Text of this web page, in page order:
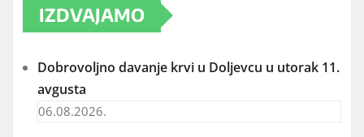
IZDVAJAMO
Dobrovoljno davanje krvi u Doljevcu u utorak 11.
avgusta
06.08.2026.